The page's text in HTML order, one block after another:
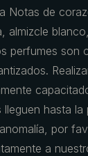
Notas de
almizcle
perfumes son
hasta la
por
a